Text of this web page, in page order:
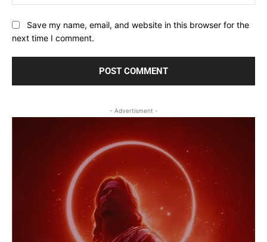
Save my name, email, and website in this browser for the
next time I comment.
- Advertisment -